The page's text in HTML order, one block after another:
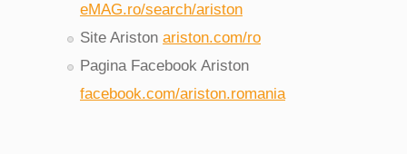
eMAG.ro/search/ariston
Site Ariston ariston.com/ro
Pagina Facebook Ariston
facebook.com/ariston.romania